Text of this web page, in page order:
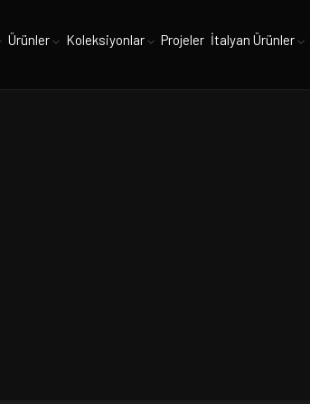
Ürünler Koleksiyonlar Projeler İtalyan Ürünler